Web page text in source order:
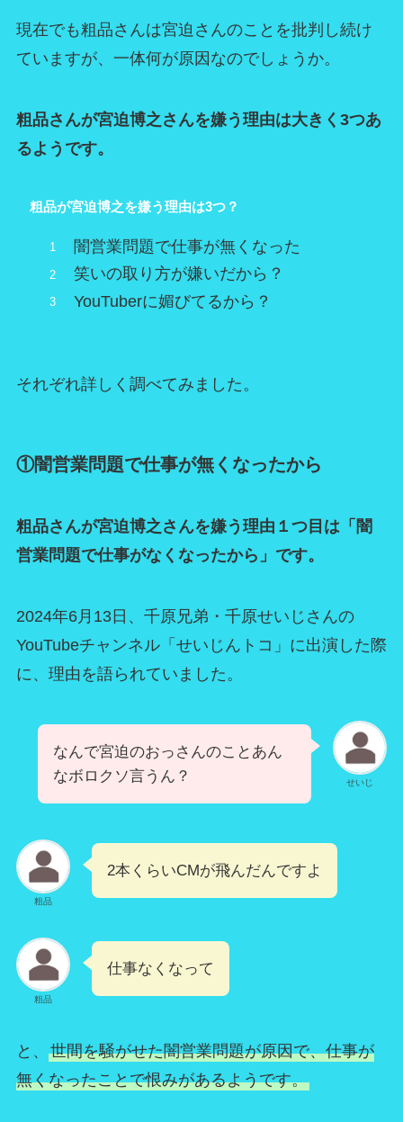
現在でも粗品さんは宮迫さんのことを批判し続け
ていますが、一体何が原因なのでしょうか。
粗品さんが宮迫博之さんを嫌う理由は大きく3つあ
るようです。
粗品が宮迫博之を嫌う理由は3つ？
闇営業問題で仕事が無くなった
笑いの取り方が嫌いだから？
YouTuberに媚びてるから？
それぞれ詳しく調べてみました。
①闇営業問題で仕事が無くなったから
粗品さんが宮迫博之さんを嫌う理由１つ目は「闇
営業問題で仕事がなくなったから」です。
2024年6月13日、千原兄弟・千原せいじさんの
YouTubeチャンネル「せいじんトコ」に出演した際
に、理由を語られていました。
せいじ
なんで宮迫のおっさんのことあん
なボロクソ言うん？
粗品
2本くらいCMが飛んだんですよ
粗品
仕事なくなって
と、 世間を騒がせた闇営業問題が原因で、仕事が
無くなったことで恨みがあるようです。